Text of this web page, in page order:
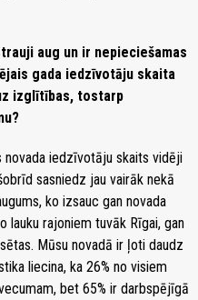
aug un ir nepieciešamas
gada iedzīvotāju skaita
izglītības, tostarp
iedzīvotāju skaits vidēji
sasniedz jau vairāk nekā
ko izsauc gan novada
rajoniem tuvāk Rīgai, gan
Mūsu novadā ir ļoti daudz
liecina, ka 26% no visiem
bet 65% ir darbspējīgā